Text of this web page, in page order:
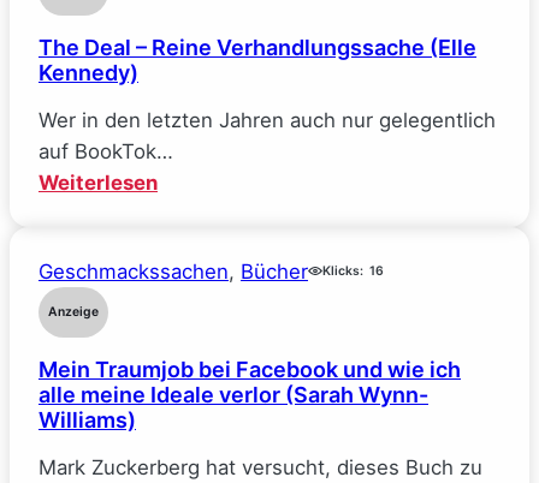
The Deal – Reine Verhandlungssache (Elle
Kennedy)
Wer in den letzten Jahren auch nur gelegentlich
auf BookTok…
Weiterlesen:
–
(Elle
Kennedy)
Geschmackssachen, Bücher Klicks: 16
Anzeige
Mein Traumjob bei Facebook und wie ich
alle meine Ideale verlor (Sarah Wynn-
Williams)
Mark Zuckerberg hat versucht, dieses Buch zu